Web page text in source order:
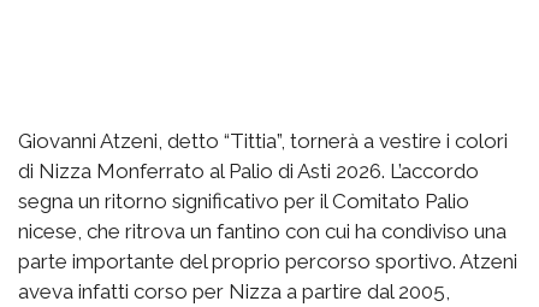
Giovanni Atzeni, detto “Tittia”, tornerà a vestire i colori
di Nizza Monferrato al Palio di Asti 2026. L’accordo
segna un ritorno significativo per il Comitato Palio
nicese, che ritrova un fantino con cui ha condiviso una
parte importante del proprio percorso sportivo. Atzeni
aveva infatti corso per Nizza a partire dal 2005,